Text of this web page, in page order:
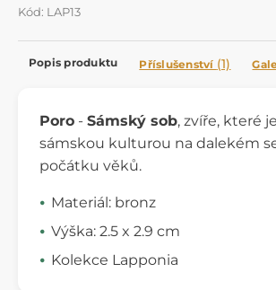
Kód: LAP13
Popis produktu Příslušenství (1)
Poro - Sámský sob, zvíře, které
sámskou kulturou na dalekém
počátku věků.
Materiál: bronz
Výška: 2.5 x 2.9 cm
Kolekce Lapponia